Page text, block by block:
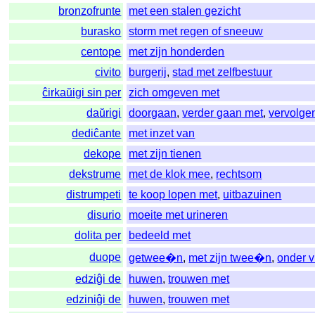
bronzofrunte
met een stalen gezicht
burasko
storm met regen of sneeuw
centope
met zijn honderden
civito
burgerij,stad met zelfbestuur
ĉirkaŭigi sin per
zich omgeven met
daŭrigi
doorgaan,verder gaan met,
dediĉante
met inzet van
dekope
met zijn tienen
dekstrume
met de klok mee, rechtsom
distrumpeti
te koop lopen met, uitbazuinen
disurio
moeite met urineren
dolita per
bedeeld met
duope
getwee�n, met zijn twee�n,onder
edziĝi de
huwen,trouwen met
edziniĝi de
huwen,trouwen met